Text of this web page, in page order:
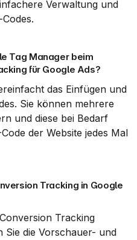
Verwaltung und
Tag Manager beim
für Google Ads?
das Einfügen und
Sie können mehrere
und diese bei Bedarf
der Website jedes Mal
Tracking in Google
Tracking
die Vorschauer- und